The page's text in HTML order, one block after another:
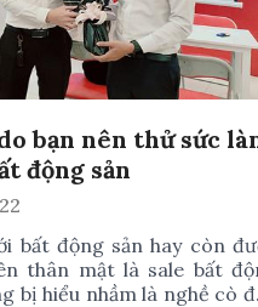
bạn nên thử sức
động sản
bất động sản hay còn
thân mật là sale bất
bị hiểu nhầm là nghề cò